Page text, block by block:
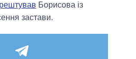
Борисова із
застави.